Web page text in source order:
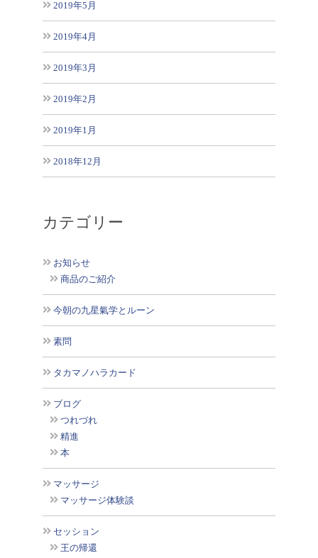
2019年5月
2019年4月
2019年3月
2019年2月
2019年1月
2018年12月
カテゴリー
お知らせ
商品のご紹介
今朝の九星氣学とルーン
素問
タカマノハラカード
ブログ
つれづれ
精進
本
マッサージ
マッサージ体験談
セッション
王の帰還